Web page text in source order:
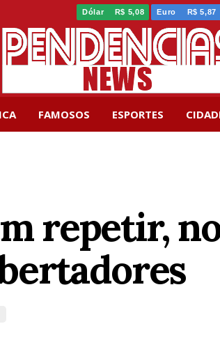
Dólar R$ 5,08 Euro R$ 5,87
FAMOSOS ESPORTES
repetir,